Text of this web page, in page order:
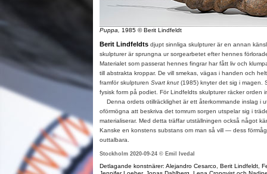
Puppa, 1985 © Berit Lindfeldt
Berit Lindfeldtsdjupt sinnliga skulpturer är en annan
skulpturer är sprungna ur sorgearbetet efter hennes
Materialet som passerat hennes fingrar har fått liv och
till abstrakta kroppar. De vill smekas, vägas i handen och
framför skulpturen Svart knut(1985) knyter det sig i magen.
fysisk form på podiet. För Lindfeldts skulpturer räcker orden
Denna ordets otillräcklighet är ett återkommande inslag i
oförmögna att beskriva det tomrum sorgen utspelar sig i
materialiserar. Med detta träffar utställningen också något
Kanske en konstens substans om man så vill — dess
outtalbara.
Stockholm 2020-09-24 © Emil Ivedal
Detlagande konstnärer: Alejandro Cesarco, Berit Lindfeldt,